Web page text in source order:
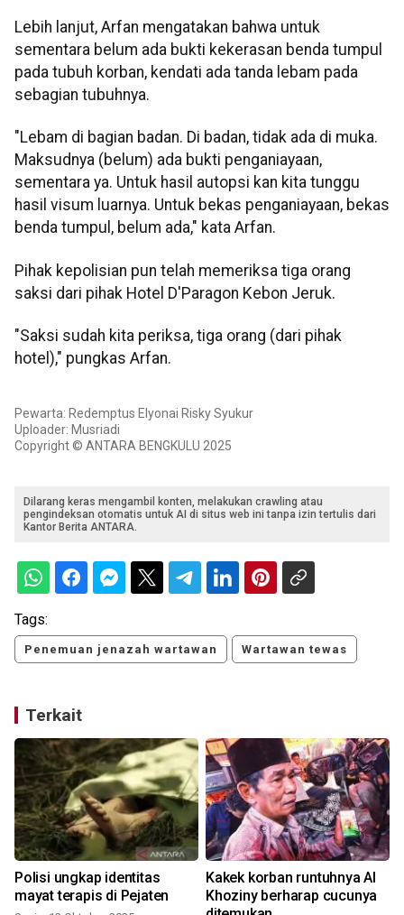
Lebih lanjut, Arfan mengatakan bahwa untuk
sementara belum ada bukti kekerasan benda tumpul
pada tubuh korban, kendati ada tanda lebam pada
sebagian tubuhnya.
"Lebam di bagian badan. Di badan, tidak ada di muka.
Maksudnya (belum) ada bukti penganiayaan,
sementara ya. Untuk hasil autopsi kan kita tunggu
hasil visum luarnya. Untuk bekas penganiayaan, bekas
benda tumpul, belum ada," kata Arfan.
Pihak kepolisian pun telah memeriksa tiga orang
saksi dari pihak Hotel D'Paragon Kebon Jeruk.
"Saksi sudah kita periksa, tiga orang (dari pihak
hotel)," pungkas Arfan.
Pewarta: Redemptus Elyonai Risky Syukur
Uploader: Musriadi
Copyright © ANTARA BENGKULU 2025
Dilarang keras mengambil konten, melakukan crawling atau
pengindeksan otomatis untuk AI di situs web ini tanpa izin tertulis dari
Kantor Berita ANTARA.
Tags:
Penemuan jenazah wartawan Wartawan tewas
Terkait
Polisi ungkap identitas
mayat terapis di Pejaten
Kakek korban runtuhnya Al
Khoziny berharap cucunya